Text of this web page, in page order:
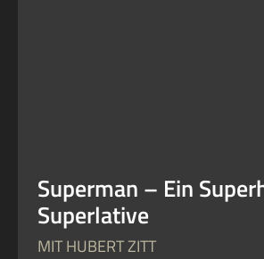
Superman – Ein
Superlative
MIT HUBERT ZITT